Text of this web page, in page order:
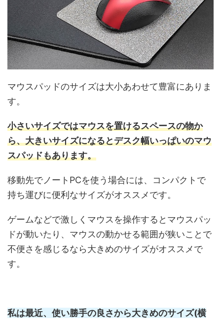
マウスパッドのサイズは大小あわせて豊富にありま
す。
小さいサイズではマウスを置けるスペースの物か
ら、大きいサイズになるとデスク幅いっぱいのマウ
スパッドもあります。
移動先でノートPCを使う場合には、コンパクトで
持ち運びに便利なサイズがオススメです。
ゲームなどで激しくマウスを操作するとマウスパッ
ドが動いたり、マウスの動かせる範囲が狭いことで
不便さを感じるなら大きめのサイズがオススメで
す。
私は最近、使い勝手の良さから大きめのサイズ(横